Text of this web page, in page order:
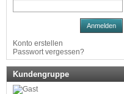
Anmelden
Konto erstellen
Passwort vergessen?
Kundengruppe